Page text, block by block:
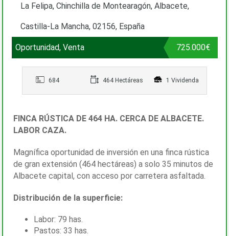
La Felipa, Chinchilla de Montearagón, Albacete,
Castilla-La Mancha, 02156, España
Oportunidad, Venta 725.000€
684 464 Hectáreas 1 Vividenda
FINCA RÚSTICA DE 464 HA. CERCA DE ALBACETE.
LABOR CAZA.
Magnífica oportunidad de inversión en una finca rústica
de gran extensión (464 hectáreas) a solo 35 minutos de
Albacete capital, con acceso por carretera asfaltada.
Distribución de la superficie:
Labor: 79 has.
Pastos: 33 has.